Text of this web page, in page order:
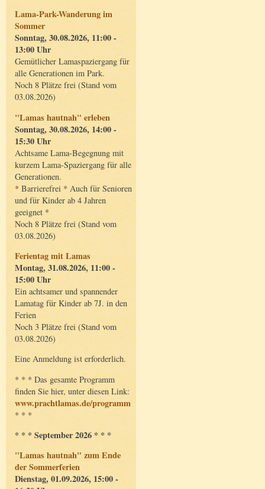
Lama-Park-Wanderung im
Sommer
Sonntag, 30.08.2026, 11:00 -
13:00 Uhr
Gemütlicher Lamaspaziergang für
alle Generationen im Park.
Noch 8 Plätze frei (Stand vom
03.08.2026)
"Lamas hautnah" erleben
Sonntag, 30.08.2026, 14:00 -
15:30 Uhr
Achtsame Lama-Begegnung mit
kurzem Lama-Spaziergang für alle
Generationen.
* Barrierefrei * Auch für Senioren
und für Kinder ab 4 Jahren
geeignet *
Noch 8 Plätze frei (Stand vom
03.08.2026)
Ferientag mit Lamas
Montag, 31.08.2026, 11:00 -
15:00 Uhr
Ein achtsamer und spannender
Lamatag für Kinder ab 7J. in den
Ferien
Noch 3 Plätze frei (Stand vom
03.08.2026)
Eine Anmeldung ist erforderlich.
* * * Das gesamte Programm
finden Sie hier, unter diesen Link:
www.prachtlamas.de/programm
* * *
* * * September 2026 * * *
"Lamas hautnah" zum Ende
der Sommerferien
Dienstag, 01.09.2026, 15:00 -